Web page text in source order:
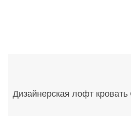
Дизайнерская лофт